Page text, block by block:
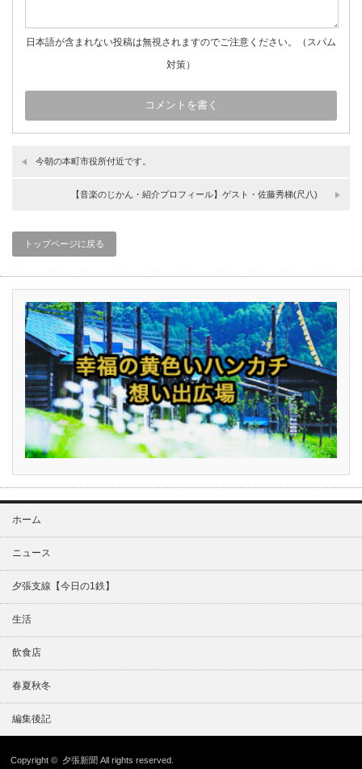
日本語が含まれない投稿は無視されますのでご注意ください。（スパム
対策）
今朝の本町市役所付近です。
【音楽のじかん・紹介プロフィール】ゲスト・佐藤秀梯(尺八)
トップページに戻る
ホーム
ニュース
夕張支線【今日の1鉄】
生活
飲食店
春夏秋冬
編集後記
Copyright © 夕張新聞 All rights reserved.